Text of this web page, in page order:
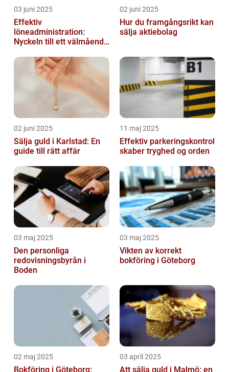
03 juni 2025
Effektiv
löneadministration:
Nyckeln till ett välmående
02 juni 2025
Hur du framgångsrikt kan
sälja aktiebolag
02 juni 2025
Sälja guld i Karlstad: En
guide till rätt affär
11 maj 2025
Effektiv parkeringskontrol
skaber tryghed og orden
03 maj 2025
Den personliga
redovisningsbyrån i
Boden
03 maj 2025
Vikten av korrekt
bokföring i Göteborg
02 maj 2025
Bokföring i Göteborg:
03 april 2025
Att sälja guld i Malmö: en